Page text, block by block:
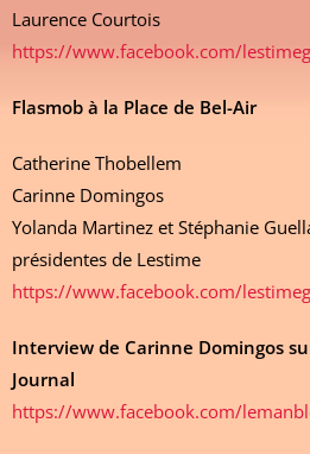
Laurence Courtois
https://www.facebook.com/
Flasmob à la Place de Bel-Air
Catherine Thobellem
Carinne Domingos
Yolanda Martinez et Stéphanie
présidentes de Lestime
https://www.facebook.com/
Interview de Carinne Domingos
Journal
https://www.facebook.com/